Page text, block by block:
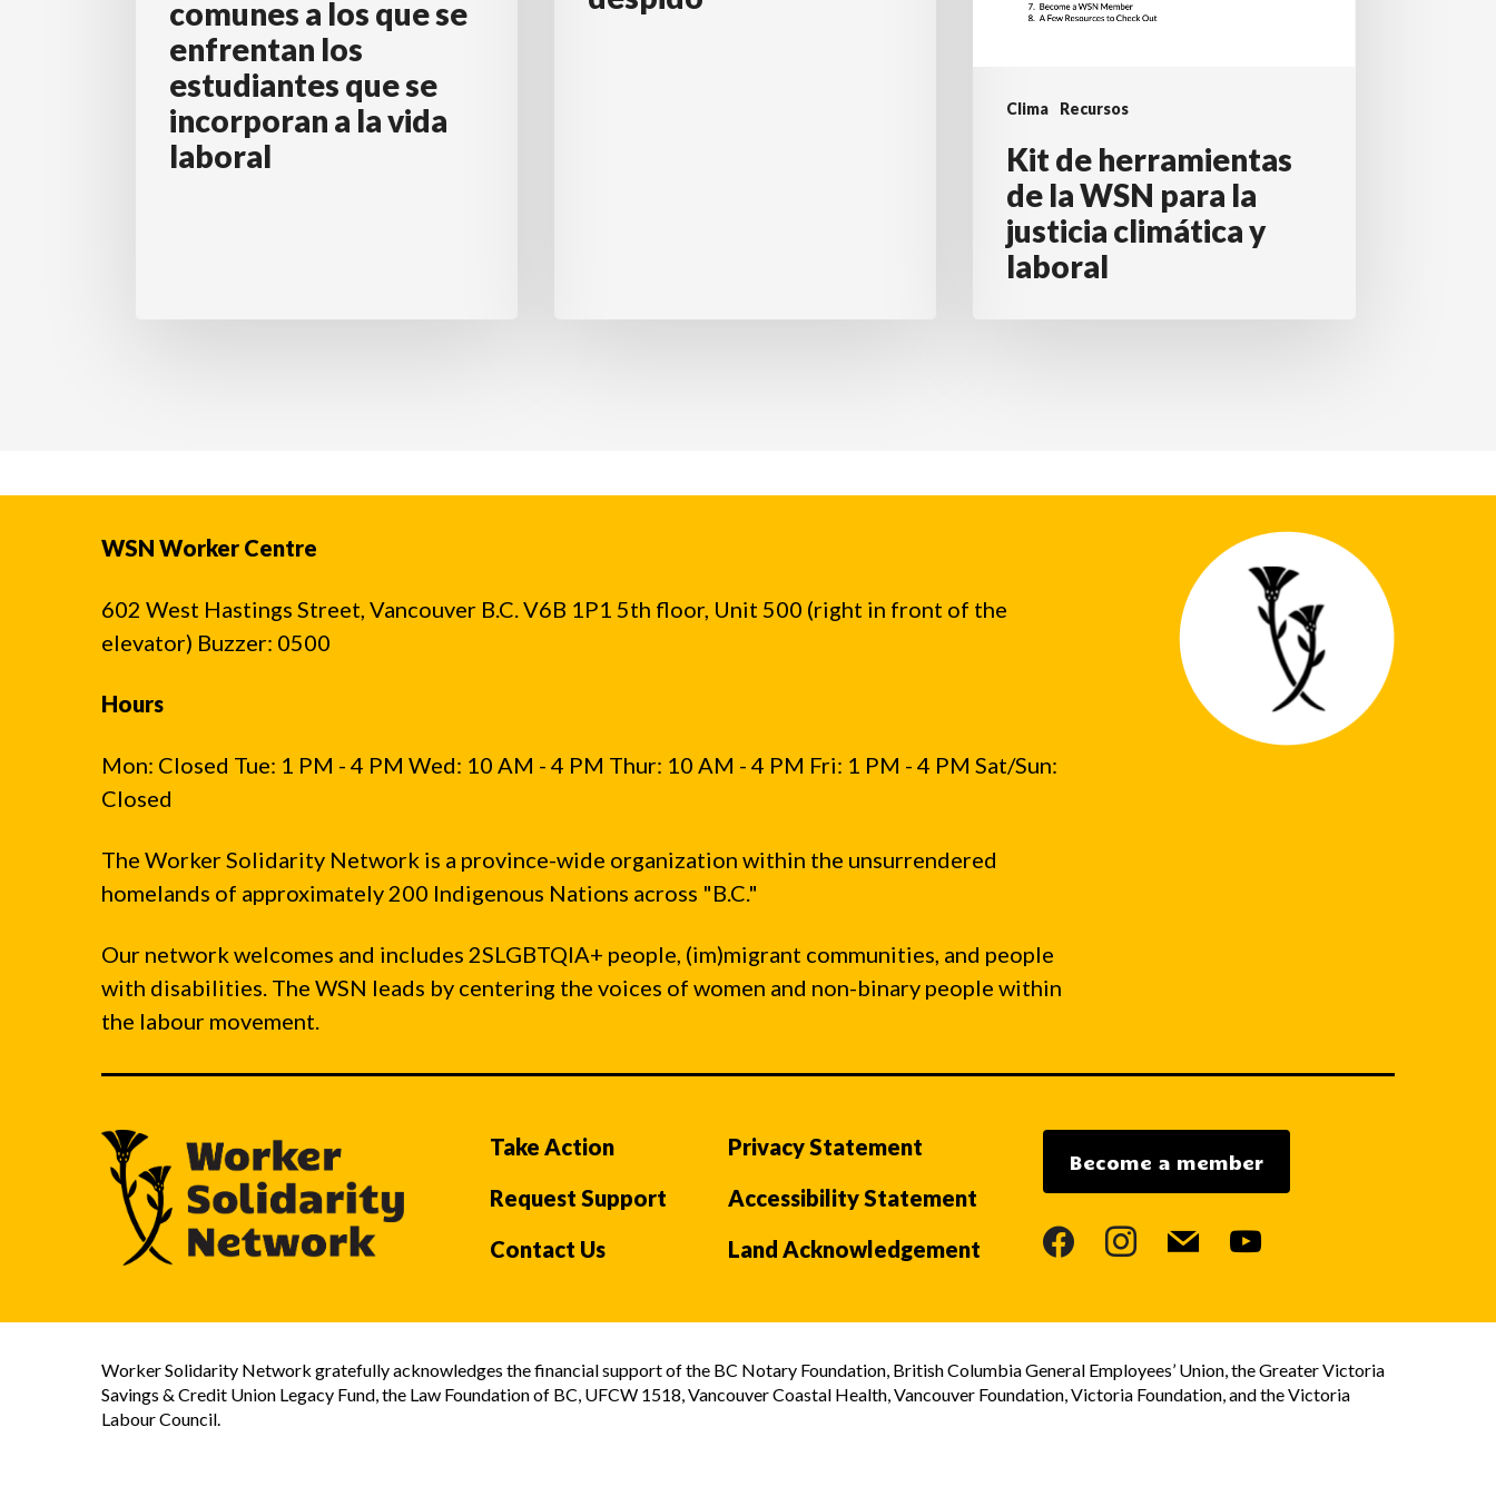
que
enfrentan
estudiantes
comunes a los que se
enfrentan los
estudiantes que se
incorporan a la vida
laboral
Clima Recursos
Kit de herramientas
de la WSN para la
justicia climática y
laboral
WSN Worker Centre
602 West Hastings Street, Vancouver B.C. V6B 1P1 5th floor, Unit 500 (right in front of the
elevator) Buzzer: 0500
Hours
Mon: Closed Tue: 1 PM - 4 PM Wed: 10 AM - 4 PM Thur: 10 AM - 4 PM Fri: 1 PM - 4 PM Sat/Sun:
Closed
The Worker Solidarity Network is a province-wide organization within the unsurrendered
homelands of approximately 200 Indigenous Nations across "B.C."
Our network welcomes and includes 2SLGBTQIA+ people, (im)migrant communities, and people
with disabilities. The WSN leads by centering the voices of women and non-binary people within
the labour movement.
Take Action
Request Support
Contact Us
Privacy Statement
Accessibility Statement
Land Acknowledgement
Become a member
facebookinstagram
mail youtube
Worker Solidarity Network gratefully acknowledges the financial support of the BC Notary Foundation, British Columbia General Employees’ Union, the Greater Victoria
Savings & Credit Union Legacy Fund, the Law Foundation of BC, UFCW 1518, Vancouver Coastal Health, Vancouver Foundation, Victoria Foundation, and the Victoria
Labour Council.